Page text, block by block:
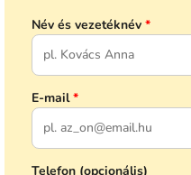
Név és vezetéknév *
E-mail*
Telefon (opcionális)